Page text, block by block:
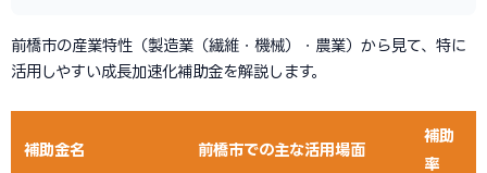
前橋市の産業特性（製造業（繊維・機械）・農業）から見て、特に
活用しやすい成長加速化補助金を解説します。
補助金名 前橋市での主な活用場面
補助
率